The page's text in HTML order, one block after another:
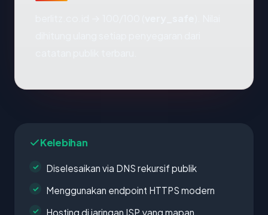
Kelebihan
Diselesaikan via DNS rekursif publik
Menggunakan endpoint HTTPS modern
Hosting di jaringan ISP yang mapan